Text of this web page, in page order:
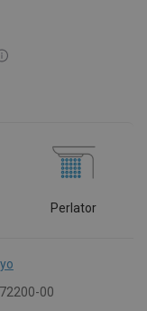
Perlator
72200-00